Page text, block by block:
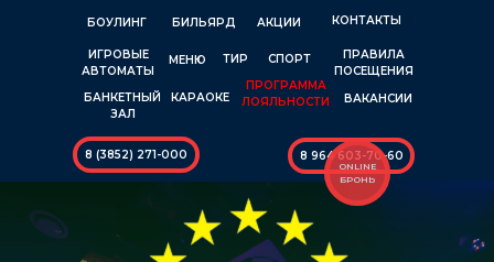
СПОРТ
ВАКАНСИИ
АКЦИИ
МЕНЮ ТИР
КОНТАКТЫ
БИЛЬЯРД
ПРАВИЛА
ПОСЕЩЕНИЯ
БАНКЕТНЫЙ
ЗАЛ
ПРОГРАММА
ЛОЯЛЬНОСТИ
БОУЛИНГ
ИГРОВЫЕ
АВТОМАТЫ
КАРАОКЕ
8 (3852) 271-000 8 964 603-70-60
ONLINE
БРОНЬ